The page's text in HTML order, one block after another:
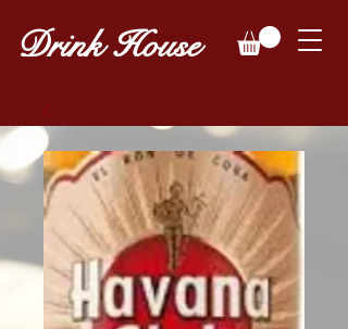
Drink House